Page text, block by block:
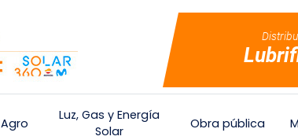
Agro
Luz, Gas y Energía
Solar
Obra pública